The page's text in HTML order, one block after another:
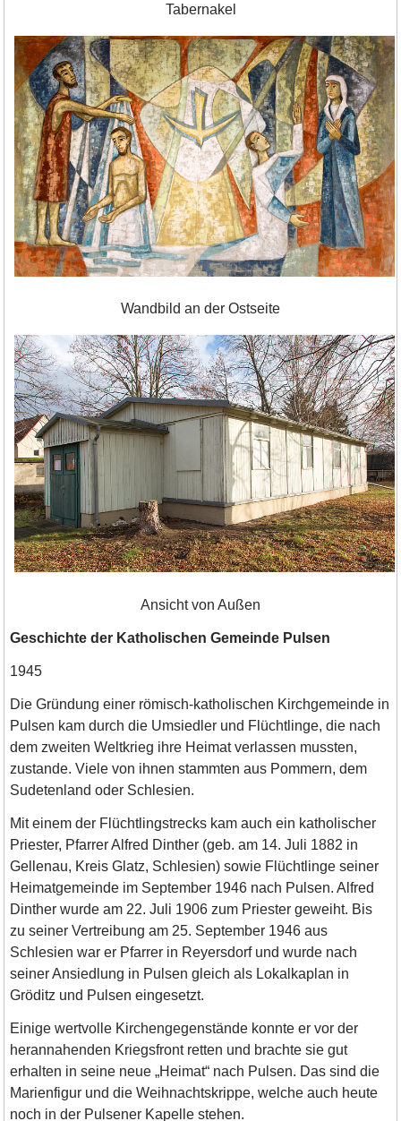
Tabernakel
Wandbild an der Ostseite
Ansicht von Außen
Geschichte der Katholischen Gemeinde Pulsen
1945
Die Gründung einer römisch-katholischen Kirchgemeinde in
Pulsen kam durch die Umsiedler und Flüchtlinge, die nach
dem zweiten Weltkrieg ihre Heimat verlassen mussten,
zustande. Viele von ihnen stammten aus Pommern, dem
Sudetenland oder Schlesien.
Mit einem der Flüchtlingstrecks kam auch ein katholischer
Priester, Pfarrer Alfred Dinther (geb. am 14. Juli 1882 in
Gellenau, Kreis Glatz, Schlesien) sowie Flüchtlinge seiner
Heimatgemeinde im September 1946 nach Pulsen. Alfred
Dinther wurde am 22. Juli 1906 zum Priester geweiht. Bis
zu seiner Vertreibung am 25. September 1946 aus
Schlesien war er Pfarrer in Reyersdorf und wurde nach
seiner Ansiedlung in Pulsen gleich als Lokalkaplan in
Gröditz und Pulsen eingesetzt.
Einige wertvolle Kirchengegenstände konnte er vor der
herannahenden Kriegsfront retten und brachte sie gut
erhalten in seine neue „Heimat“ nach Pulsen. Das sind die
Marienfigur und die Weihnachtskrippe, welche auch heute
noch in der Pulsener Kapelle stehen.